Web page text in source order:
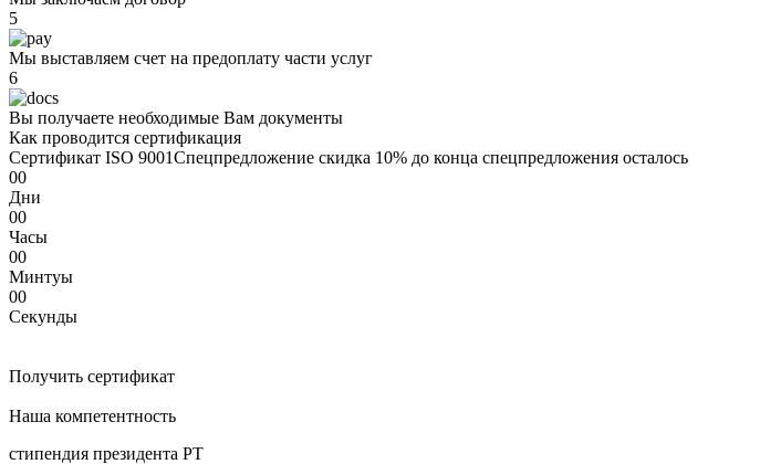
5
Мы выставляем счет на предоплату части услуг
6
Вы получаете необходимые Вам документы
Как проводится сертификация
Сертификат ISO 9001Спецпредложение скидка 10% до конца спецпредложения осталось
00
Дни
00
Часы
00
Минтуы
00
Секунды
Получить сертификат
Наша компетентность
стипендия президента РТ